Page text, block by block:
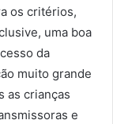
os critérios,
uma boa
da
muito grande
as crianças
e